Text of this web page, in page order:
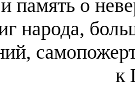
память о
народа,
к